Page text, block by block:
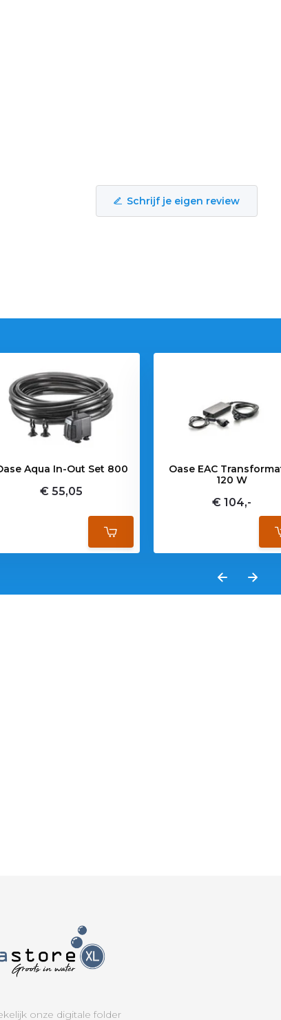
Schrijf je eigen review
Aqua In-Out Set 800
€ 55,05
Oase EAC
120 W
€ 104,-
onze digitale folder